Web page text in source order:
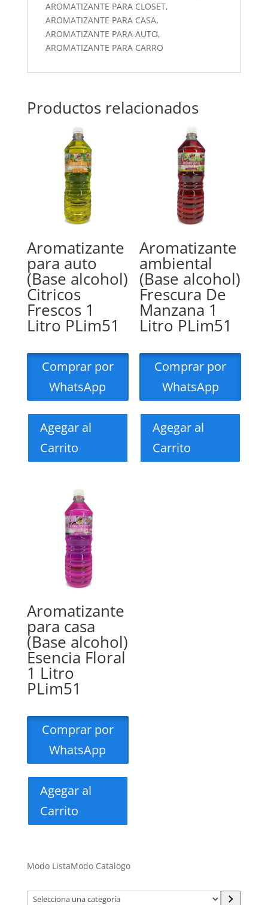
AROMATIZANTE PARA CLOSET,
AROMATIZANTE PARA CASA,
AROMATIZANTE PARA AUTO,
AROMATIZANTE PARA CARRO
Productos relacionados
Aromatizante
para auto
(Base alcohol)
Citricos
Frescos 1
Litro PLim51
Comprar por
WhatsApp
Agegar al
Carrito
Aromatizante
ambiental
(Base alcohol)
Frescura De
Manzana 1
Litro PLim51
Comprar por
WhatsApp
Agegar al
Carrito
Aromatizante
para casa
(Base alcohol)
Esencia Floral
1 Litro
PLim51
Comprar por
WhatsApp
Agegar al
Carrito
Modo ListaModo Catalogo
Selecciona